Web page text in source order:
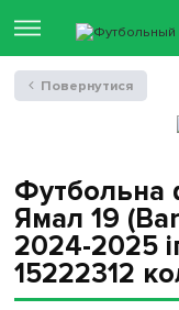
Футбольна
Ямал 19
2024-2025
15222312
Повернутися